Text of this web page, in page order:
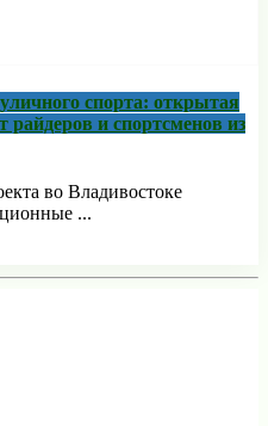
спорта: открытая
и спортсменов из
во Владивостоке
...